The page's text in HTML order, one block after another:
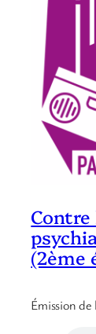
Contre
(2ème
Émission de